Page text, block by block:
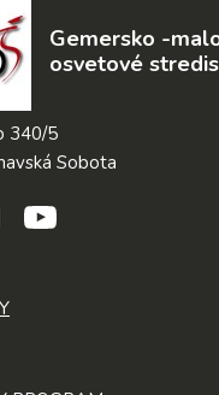
Gemersko -
osvetové
340/5
Sobota